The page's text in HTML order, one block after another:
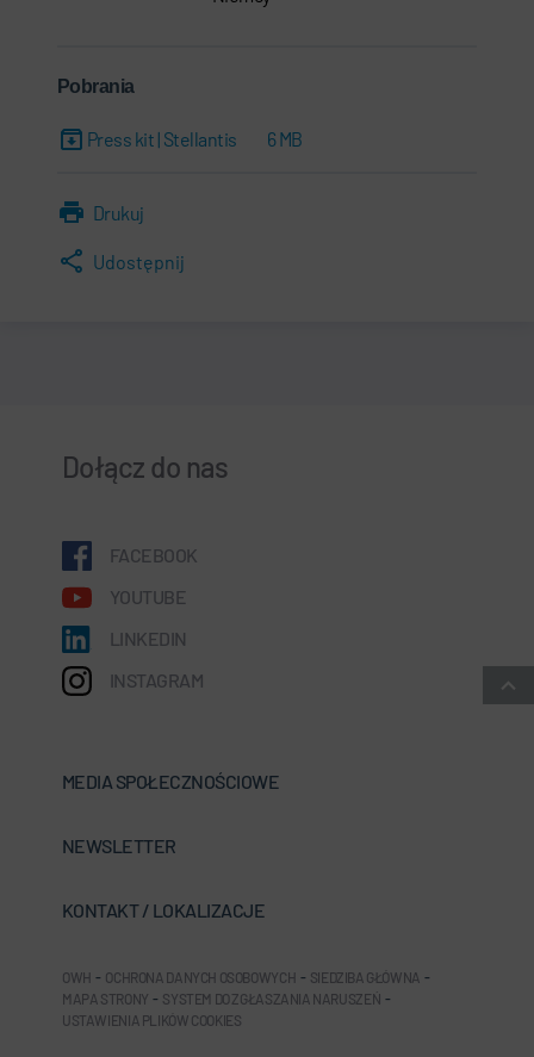
Pobrania
Press kit | Stellantis 6 MB
Drukuj
Udostępnij
Dołącz do nas
FACEBOOK
YOUTUBE
LINKEDIN
INSTAGRAM
MEDIA SPOŁECZNOŚCIOWE
NEWSLETTER
KONTAKT / LOKALIZACJE
OWH - OCHRONA DANYCH OSOBOWYCH - SIEDZIBA GŁÓWNA -
MAPA STRONY - SYSTEM DO ZGŁASZANIA NARUSZEŃ -
USTAWIENIA PLIKÓW COOKIES